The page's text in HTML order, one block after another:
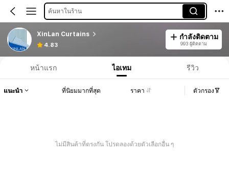
ค้นหาในร้าน
XinLan Curtains
4.83
กำลังติดตาม
993 ผู้ติดตาม
หน้าแรก ไอเทม รีวิว
แนะนำ ที่นิยมมากที่สุด ราคา ตัวกรอง
ไม่มีสินค้าที่ตรงกัน โปรดลองด้วยตัวเลือกอื่น ๆ